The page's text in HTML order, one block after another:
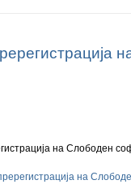
на Слободен
на